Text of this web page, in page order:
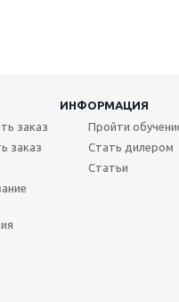
ИНФОРМАЦИЯ
заказ
заказ
Пройти
Стать дилером
Статьи